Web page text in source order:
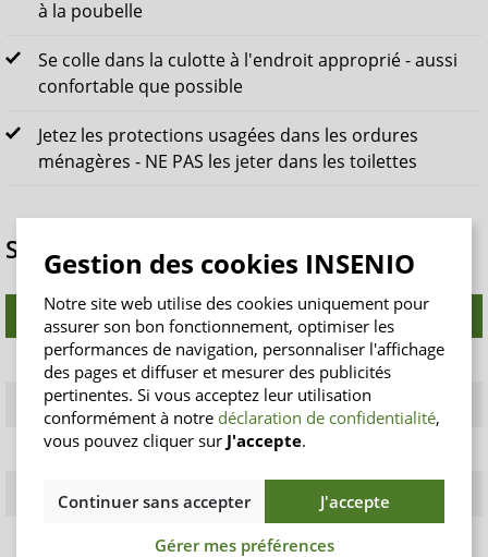
à la poubelle
Se colle dans la culotte à l'endroit approprié - aussi
confortable que possible
Jetez les protections usagées dans les ordures
ménagères - NE PAS les jeter dans les toilettes
Seni Lady en comparaison
Format Absorption ISO (ml) Taille (cm)
Micro 60 7 x 18,5
Micro Plus 60 7 x 20,5
Mini 230
Mini Plus 10 x 25,5
360
Gestion des cookies INSENIO
Notre site web utilise des cookies uniquement pour
assurer son bon fonctionnement, optimiser les
performances de navigation, personnaliser l'affichage
des pages et diffuser et mesurer des publicités
pertinentes. Si vous acceptez leur utilisation
conformément à notre déclaration de confidentialité,
vous pouvez cliquer sur J'accepte.
Continuer sans accepter
J'accepte
Gérer mes préférences